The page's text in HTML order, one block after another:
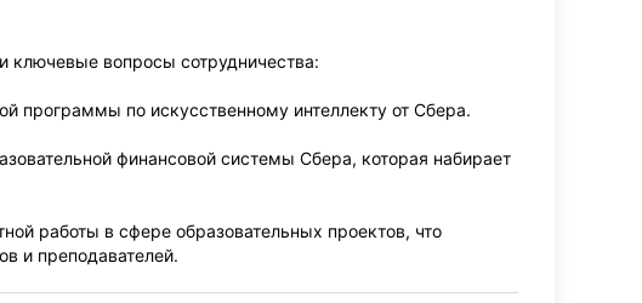
ключевые вопросы сотрудничества:
программы по искусственному интеллекту от Сбера.
финансовой системы Сбера, которая набирает
работы в сфере образовательных проектов, что
и преподавателей.